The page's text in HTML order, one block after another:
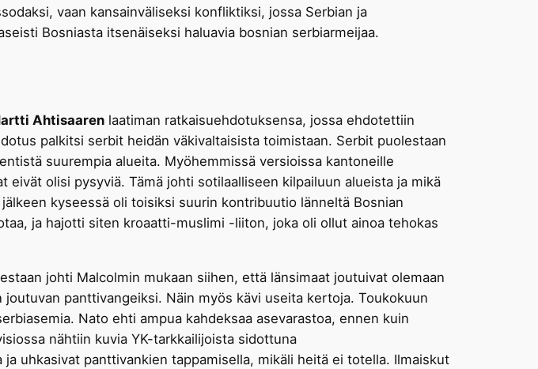
vaan kansainväliseksi konfliktiksi, jossa Serbian ja
Bosniasta itsenäiseksi haluavia bosnian serbiarmeijaa.
Ahtisaaren laatiman ratkaisuehdotuksensa, jossa ehdotettiin
palkitsi serbit heidän väkivaltaisista toimistaan. Serbit puolestaan
suurempia alueita. Myöhemmissä versioissa kantoneille
olisi pysyviä. Tämä johti sotilaalliseen kilpailuun alueista ja mikä
kyseessä oli toisiksi suurin kontribuutio länneltä Bosnian
ja hajotti siten kroaatti-muslimi -liiton, joka oli ollut ainoa tehokas
johti Malcolmin mukaan siihen, että länsimaat joutuivat olemaan
panttivangeiksi. Näin myös kävi useita kertoja. Toukokuun
Nato ehti ampua kahdeksaa asevarastoa, ennen kuin
nähtiin kuvia YK-tarkkailijoista sidottuna
uhkasivat panttivankien tappamisella, mikäli heitä ei totella. Ilmaiskut